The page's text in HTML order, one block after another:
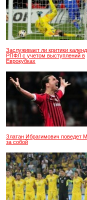
Заслуживает ли критики
РПФЛ с учетом выступлений в
Еврокубках
Златан Ибрагимович поведет
за собой